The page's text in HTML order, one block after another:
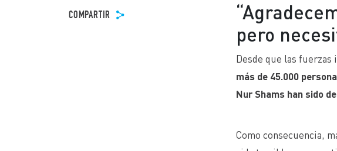
COMPARTIR
pero
Desde que las fuerzas
más de 45.000
Nur Shams han sido
Como consecuencia,